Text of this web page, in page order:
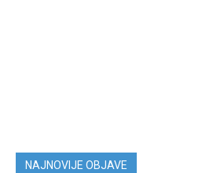
NAJNOVIJE OBJAVE